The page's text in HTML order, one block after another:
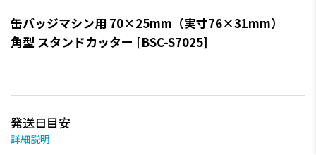
缶バッジマシン用 70×25mm（実寸76×31mm）
角型 スタンドカッター [BSC-S7025]
発送日目安
詳細説明